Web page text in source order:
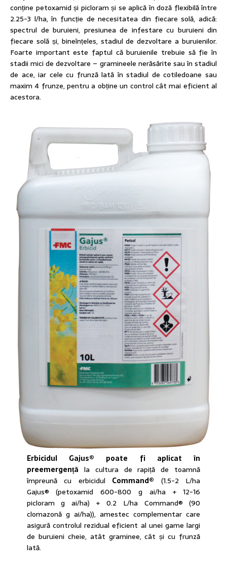
conține petoxamid și picloram și se aplică în doză flexibilă între
2.25-3 l/ha, în funcție de necesitatea din fiecare solă, adică:
spectrul de buruieni, presiunea de infestare cu buruieni din
fiecare solă și, bineînțeles, stadiul de dezvoltare a buruienilor.
Foarte important este faptul că buruienile trebuie să fie în
stadii mici de dezvoltare – gramineele nerăsărite sau în stadiul
de ace, iar cele cu frunză lată în stadiul de cotiledoane sau
maxim 4 frunze, pentru a obține un control cât mai eficient al
acestora.
Erbicidul Gajus® poate fi aplicat în
preemergență la cultura de rapiță de toamnă
împreună cu erbicidul Command® (1.5-2 L/ha
Gajus® (petoxamid 600-800 g ai/ha + 12-16
picloram g ai/ha) + 0.2 L/ha Command® (90
clomazonă g ai/ha)), amestec complementar care
asigură controlul rezidual eficient al unei game largi
de buruieni cheie, atât graminee, cât și cu frunză
lată.